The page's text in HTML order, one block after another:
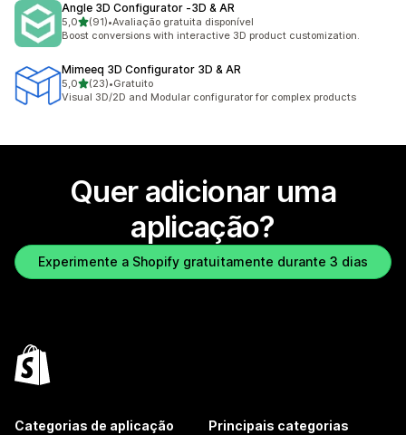
Angle 3D Configurator ‑3D & AR
5,0de 5 estrelas
(91)
91 total de avaliações
•Avaliação gratuita disponível
Boost conversions with interactive 3D product customization.
Mimeeq 3D Configurator 3D & AR
5,0de 5 estrelas
(23)
23 total de avaliações
•Gratuito
Visual 3D/2D and Modular configurator for complex products
Quer adicionar uma
aplicação?
Experimente a Shopify gratuitamente durante 3 dias
Categorias de aplicação Principais categorias